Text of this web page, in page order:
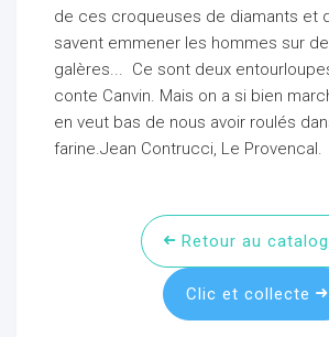
de ces croqueuses de diamants et
savent emmener les hommes sur
galères... Ce sont deux
conte Canvin. Mais on a si bien
en veut bas de nous avoir roulés
farine.Jean Contrucci, Le Provencal.
Retour au
Clic et collecte